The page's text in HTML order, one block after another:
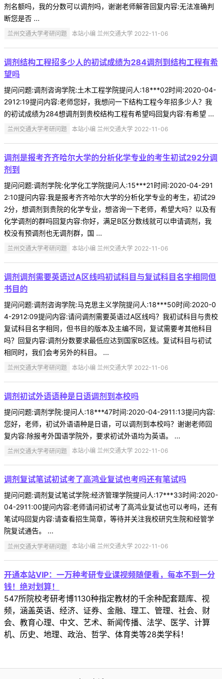
剂名额吗，我的分数可以调剂吗，谢谢老师解答回复内容:无法准确判
断您是否 ...
兰州交通大学考研问题 本站小编 兰州交通大学 2022-11-06
调剂结构工程招多少人的初试成绩为284调剂到结构工程有希
望吗
提问问题:调剂咨询学院:土木工程学院提问人:18***02时间:2020-04-
2912:19提问内容:老师您好，我想问一下结构工程今年招多少人？我
的初试成绩为284想调剂到贵校结构工程有希望吗回复内容:有希望 ...
兰州交通大学考研问题 本站小编 兰州交通大学 2022-11-06
调剂是报考齐齐哈尔大学的分析化学专业的考生初试292分调
剂到
提问问题:调剂学院:化学化工学院提问人:15***21时间:2020-04-291
2:10提问内容:我是报考齐齐哈尔大学的分析化学专业的考生，初试29
2分，想调剂到贵院的化学专业，想咨询一下老师，希望大吗？以及有
化学调剂的群吗回复内容:你好，满足B区分数线就可以申请调剂，我
校没有预调剂也无调剂群，国 ...
兰州交通大学考研问题 本站小编 兰州交通大学 2022-11-06
调剂调剂需要英语过A区线吗初试科目与复试科目名字相同但
书目的
提问问题:调剂咨询学院:马克思主义学院提问人:18***50时间:2020-0
4-2912:09提问内容:请问调剂需要英语过A区线吗？我初试科目与贵校
复试科目名字相同，但书目的版本及主编不同，复试需要考其他科目
吗？回复内容:调剂分数要求最低应达到国家B区线。复试科目与初试
相同时，我们会考另外的科目。 ...
兰州交通大学考研问题 本站小编 兰州交通大学 2022-11-06
调剂初试外语语种是日语调剂到本校吗
提问问题:调剂学院:提问人:18***47时间:2020-04-2911:13提问内容:
您好，老师，初试外语语种是日语，可以调剂到本校吗？谢谢老师回
复内容:除报考外国语学院外，要求初试外语均为英语。 ...
兰州交通大学考研问题 本站小编 兰州交通大学 2022-11-06
调剂复试笔试初试考了高鸿业复试也考吗还有笔试吗
提问问题:调剂复试笔试学院:经济管理学院提问人:17***33时间:2020-
04-2911:00提问内容:老师请问初试考了高鸿业复试也可以考吗，还有
笔试吗回复内容:请查看招生简章，等待并关注我校研究生院和经管学
院复试通告。 ...
兰州交通大学考研问题 本站小编 兰州交通大学 2022-11-06
开通本站VIP：一万种考研专业课视频随便看，每本不到一分
钱！绝对划算！
547所院校考研考博1130种指定教材的千余种配套题库、视
频，涵盖英语、经济、证券、金融、理工、管理、社会、财
会、教育心理、中文、艺术、新闻传播、法学、医学、计算
机、历史、地理、政治、哲学、体育类等28类学科！